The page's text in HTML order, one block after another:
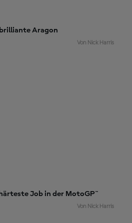
Aragon
Von Nick Harris
Job in der MotoGP™
Von Nick Harris